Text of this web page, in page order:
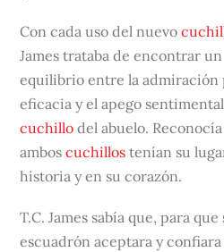
Con cada uso del nuevo
James trataba de encontrar un
equilibrio entre la admiración
eficacia y el apego
cuchillo del abuelo.
amboscuchillos tenían su
historia y en su corazón.
T.C. James sabía que, para que
escuadrón aceptara y